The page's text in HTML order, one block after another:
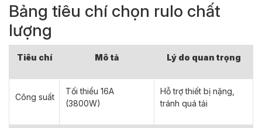
Bảng tiêu chí chọn rulo chất
lượng
Tiêu chí Mô tả Lý do quan trọng
Công suất
Tối thiểu 16A
(3800W)
Hỗ trợ thiết bị nặng,
tránh quá tải